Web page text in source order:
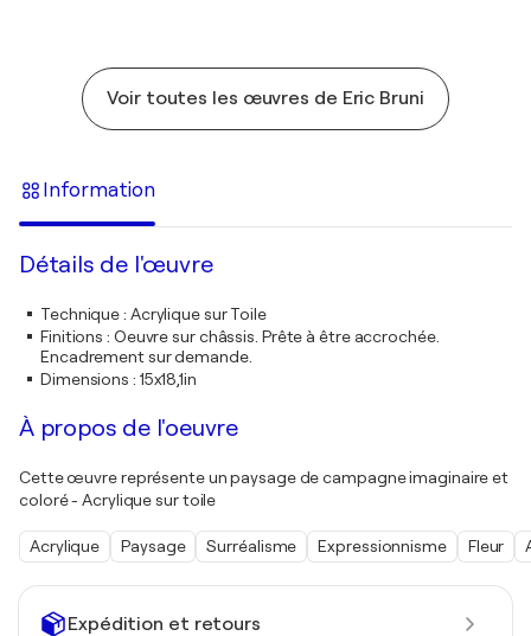
Expédition et retours
Voir toutes les œuvres de Eric Bruni
Information
Détails de l'œuvre
Technique: Acrylique sur Toile
Finitions : Oeuvre sur châssis. Prête à être accrochée.
Encadrement sur demande.
Dimensions : 15x18,1in
À propos de l'oeuvre
Cette œuvre représente un paysage de campagne imaginaire et
coloré - Acrylique sur toile
Acrylique Paysage Surréalisme Expressionnisme Fleur